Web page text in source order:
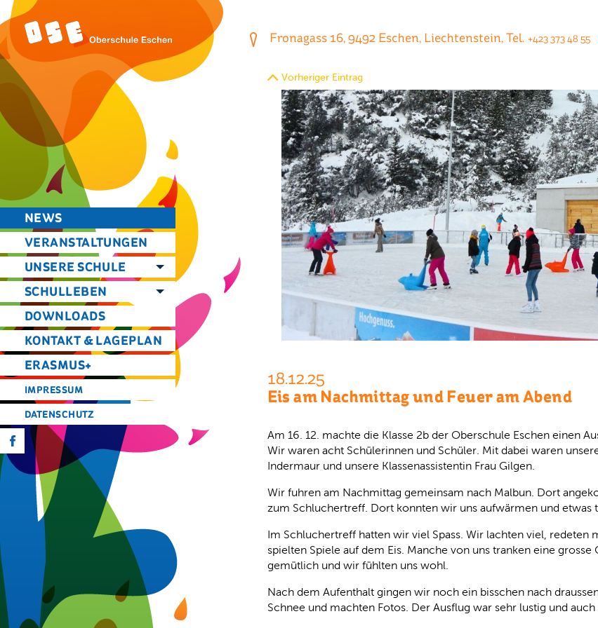
NEWS
VERANSTALTUNGEN
UNSERE SCHULE
SCHULLEBEN
DOWNLOADS
KONTAKT & LAGEPLAN
ERASMUS+
IMPRESSUM
DATENSCHUTZ
f
Fronagass 16, 9492 Eschen, Liechtenstein, Tel. +423 373 48 55
Vorheriger Eintrag
18.12.25
Eis am Nachmittag und Feuer am Abend
Am 16. 12. machte die Klasse 2b der Oberschule Eschen einen
Wir waren acht Schülerinnen und Schüler. Mit dabei waren
Indermaur und unsere Klassenassistentin Frau Gilgen.
Wir fuhren am Nachmittag gemeinsam nach Malbun. Dort
zum Schluchertreff. Dort konnten wir uns aufwärmen und etwas
Im Schluchertreff hatten wir viel Spass. Wir lachten viel, redeten
spielten Spiele auf dem Eis. Manche von uns tranken eine grosse
gemütlich und wir fühlten uns wohl.
Nach dem Aufenthalt gingen wir noch ein bisschen nach
Schnee und machten Fotos. Der Ausflug war sehr lustig und auch